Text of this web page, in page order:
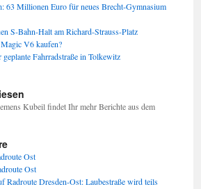
63 Millionen Euro für neues Brecht-Gymnasium
S-Bahn-Halt am Richard-Strauss-Platz
V6 kaufen?
Fahrradstraße in Tolkewitz
Kubeil findet Ihr mehr Berichte aus dem
Ost
Ost
Radroute Dresden-Ost: Laubestraße wird teils